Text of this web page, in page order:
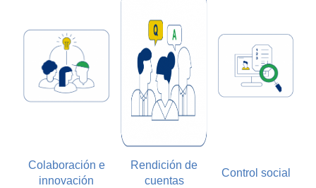
Colaboración e
innovación
Rendición de
cuentas
Control social